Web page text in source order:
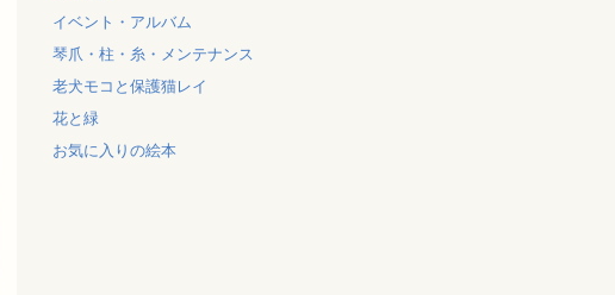
イベント・アルバム
琴爪・柱・糸・メンテナンス
老犬モコと保護猫レイ
花と緑
お気に入りの絵本